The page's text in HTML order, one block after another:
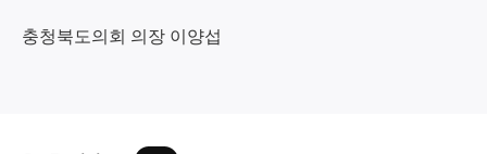
충청북도의회 의장 이양섭